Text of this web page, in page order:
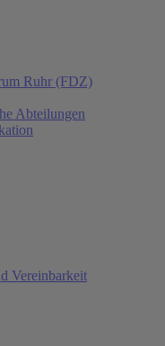
Ruhr (FDZ)
Abteilungen
Vereinbarkeit